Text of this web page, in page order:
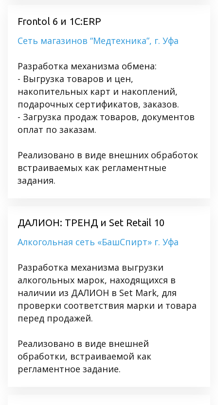
Frontol 6 и 1C:ERP
Сеть магазинов “Медтехника”, г. Уфа
Разработка механизма обмена:
- Выгрузка товаров и цен,
накопительных карт и накоплений,
подарочных сертификатов, заказов.
- Загрузка продаж товаров, документов
оплат по заказам.
Реализовано в виде внешних обработок
встраиваемых как регламентные
задания.
ДАЛИОН: ТРЕНД и Set Retail 10
Алкогольная сеть «БашСпирт» г. Уфа
Разработка механизма выгрузки
алкогольных марок, находящихся в
наличии из ДАЛИОН в Set Mark, для
проверки соответствия марки и товара
перед продажей.
Реализовано в виде внешней
обработки, встраиваемой как
регламентное задание.